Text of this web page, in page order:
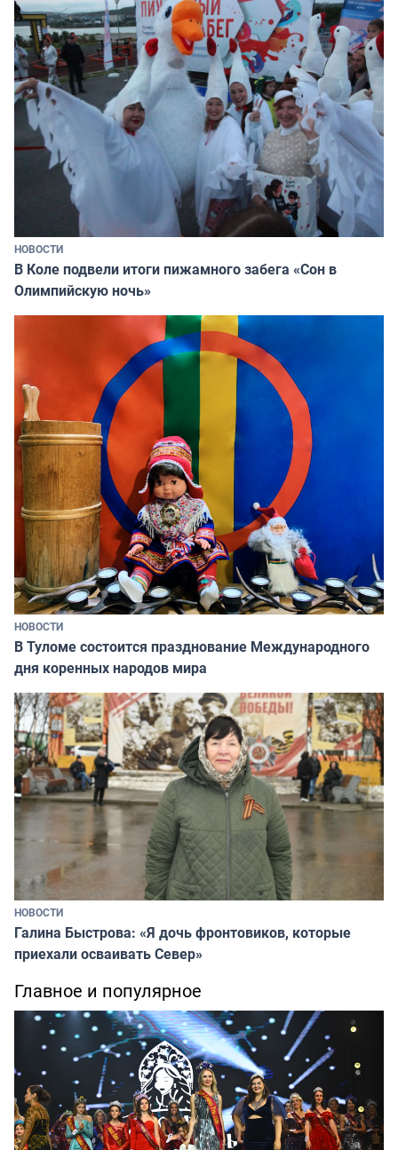
НОВОСТИ
В Коле подвели итоги пижамного забега «Сон в
Олимпийскую ночь»
НОВОСТИ
В Туломе состоится празднование Международного
дня коренных народов мира
НОВОСТИ
Галина Быстрова: «Я дочь фронтовиков, которые
приехали осваивать Север»
Главное и популярное